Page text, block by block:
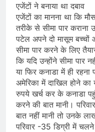
एजेंटों ने बनाया था दबाव
एजेंटों का मानना था कि
तरीके से सीमा पार कराना
पटेल अपने दो मासूम
सीमा पार करने के लिए
कि यदि उन्होंने सीमा पार
या फिर कनाडा में ही रहना
अमेरिका में दाखिल होने का
रुपये खर्च कर के कनाडा
करने की बात मानी।
बात नहीं मानी तो उनके
परिवार -35 डिग्री में